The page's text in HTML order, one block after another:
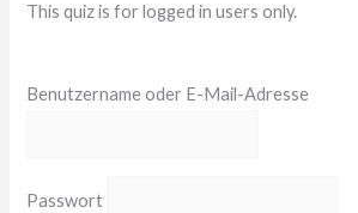
This quiz is for logged in users only.
Benutzername oder E-Mail-Adresse
Passwort